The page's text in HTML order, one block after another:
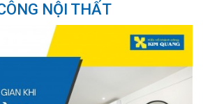
NỘI THẤT